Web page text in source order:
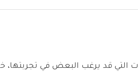
التي قد يرغب البعض في